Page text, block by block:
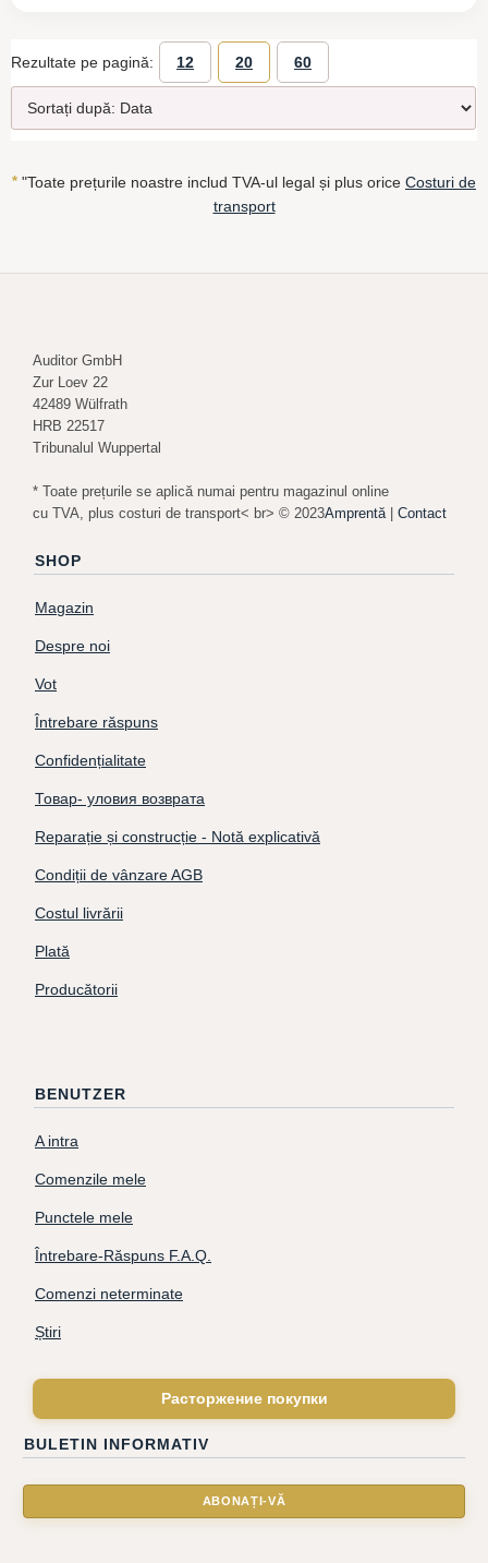
Rezultate pe pagină: 12 20 60
* "Toate prețurile noastre includ TVA-ul legal și plus orice Costuri de
transport
Auditor GmbH
Zur Loev 22
42489 Wülfrath
HRB 22517
Tribunalul Wuppertal
* Toate prețurile se aplică numai pentru magazinul online
cu TVA, plus costuri de transport< br> © 2023Amprentă | Contact
SHOP
Magazin
Despre noi
Vot
Întrebare răspuns
Confidențialitate
Товар- уловия возврата
Reparație și construcție - Notă explicativă
Condiții de vânzare AGB
Costul livrării
Plată
Producătorii
BENUTZER
A intra
Comenzile mele
Punctele mele
Întrebare-Răspuns F.A.Q.
Comenzi neterminate
Știri
Расторжение покупки
BULETIN INFORMATIV